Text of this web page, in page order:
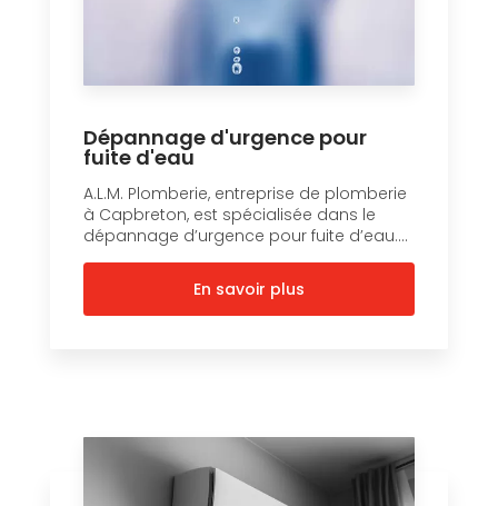
Dépannage d'urgence pour
fuite d'eau
A.L.M. Plomberie, entreprise de plomberie
à Capbreton, est spécialisée dans le
dépannage d’urgence pour fuite d’eau....
En savoir plus